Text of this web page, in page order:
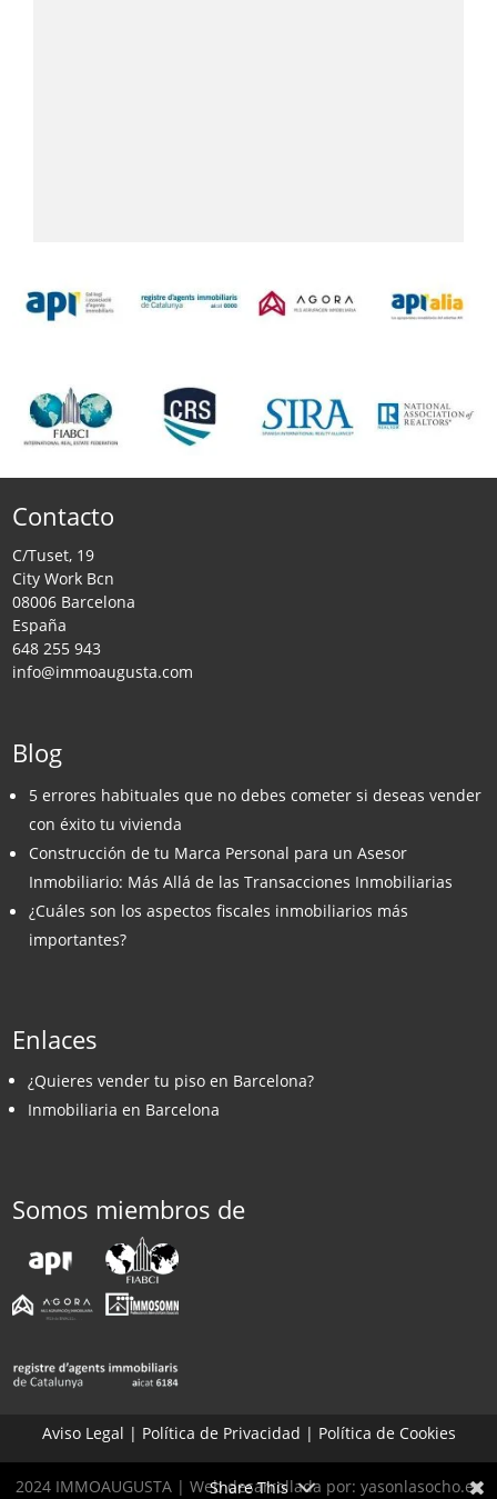
Contacto
C/Tuset, 19
City Work Bcn
08006 Barcelona
España
648 255 943
info@immoaugusta.com
Blog
5 errores habituales que no debes cometer si deseas vender
con éxito tu vivienda
Construcción de tu Marca Personal para un Asesor
Inmobiliario: Más Allá de las Transacciones Inmobiliarias
¿Cuáles son los aspectos fiscales inmobiliarios más
importantes?
Enlaces
¿Quieres vender tu piso en Barcelona?
Inmobiliaria en Barcelona
Somos miembros de
Aviso Legal | Política de Privacidad | Política de Cookies
2024 IMMOAUGUSTA | Web desarrollada por: yasonlasocho.es
Share This